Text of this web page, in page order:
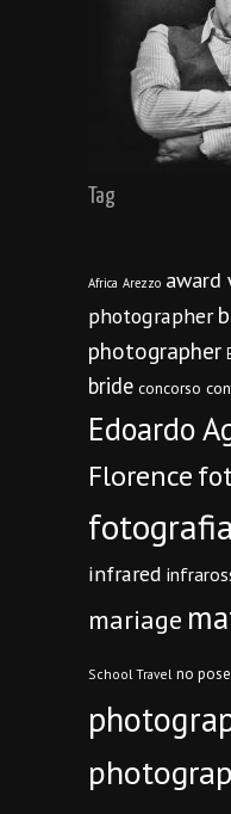
Tag
Africa Arezzo award
photographer
photographer
bride concorso
Edoardo
Florence
fotografia
infrared
mariage
School Travel no pose